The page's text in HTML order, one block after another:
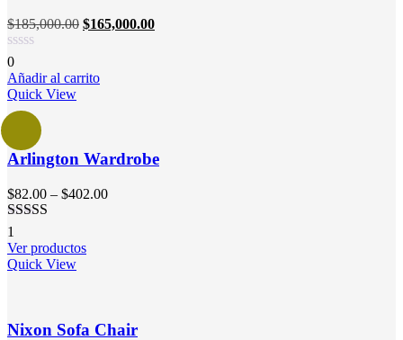
$185,000.00 $165,000.00
0
Añadir al carrito
Quick View
Arlington Wardrobe
$82.00 – $402.00
Valorado
en4.00de
5
1
Ver productos
Quick View
Nixon Sofa Chair